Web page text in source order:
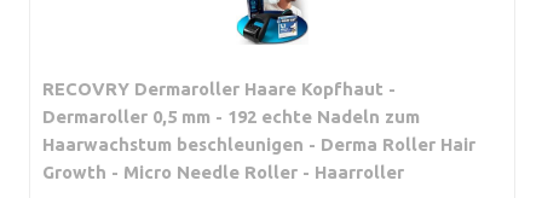
RECOVRY Dermaroller Haare Kopfhaut -
Dermaroller 0,5 mm - 192 echte Nadeln zum
Haarwachstum beschleunigen - Derma Roller Hair
Growth - Micro Needle Roller - Haarroller